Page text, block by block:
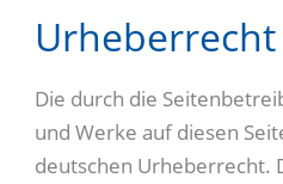
Urheberrecht
Die durch die
und Werke auf diesen
deutschen Urheberrecht.